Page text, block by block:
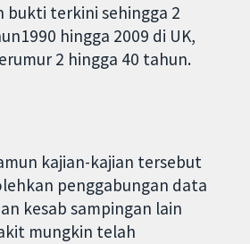
bukti terkini sehingga 2
hingga 2009 di UK,
2 hingga 40 tahun.
kajian-kajian tersebut
penggabungan data
kesab sampingan lain
mungkin telah